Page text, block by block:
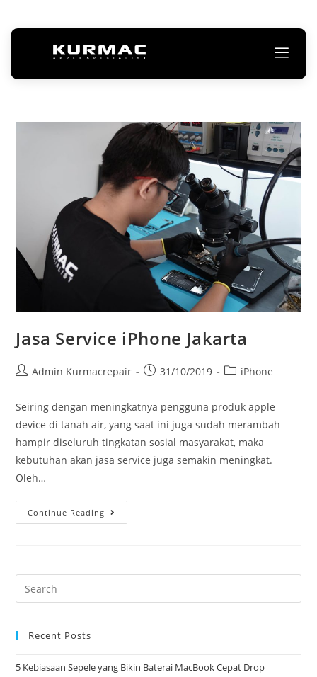
Jasa Service iPhone Jakarta
Admin Kurmacrepair 31/10/2019 iPhone
Seiring dengan meningkatnya pengguna produk apple
device di tanah air, yang saat ini juga sudah merambah
hampir diseluruh tingkatan sosial masyarakat, maka
kebutuhan akan jasa service juga semakin meningkat.
Oleh…
Continue Reading
Recent Posts
5 Kebiasaan Sepele yang Bikin Baterai MacBook Cepat Drop